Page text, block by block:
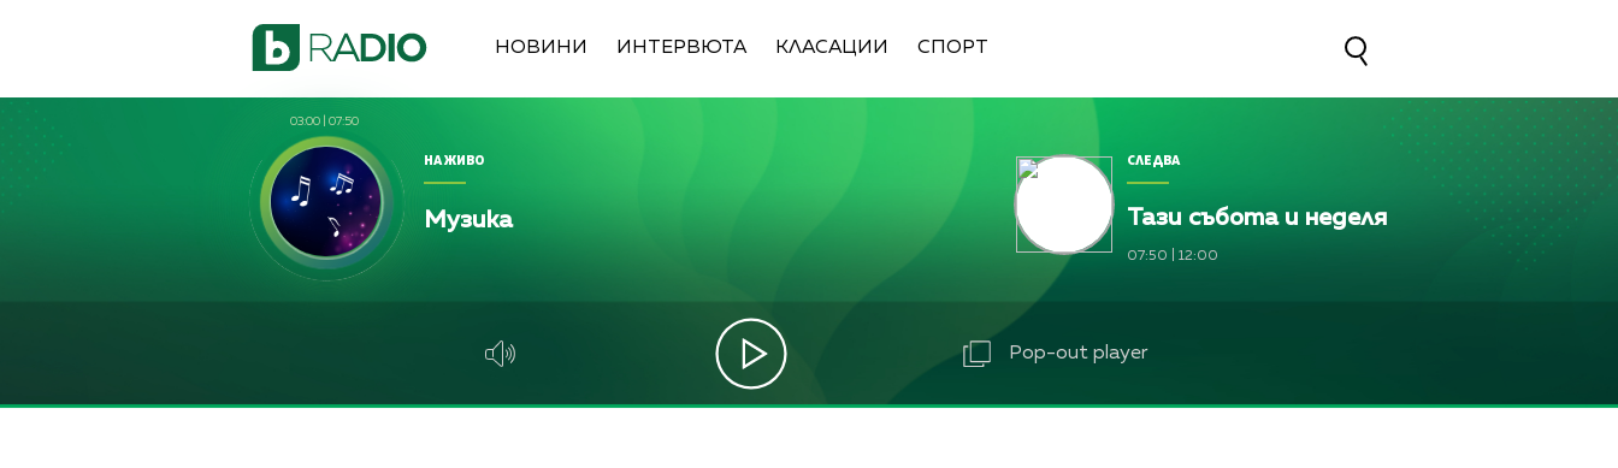
НОВИНИ ИНТЕРВЮТА КЛАСАЦИИ СПОРТ
03:00 07:50
НА ЖИВО
Музика
СЛЕДВА
Тази събота и неделя
07:50 12:00
Pop-out player